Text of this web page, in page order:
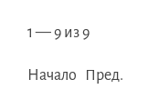
1 — 9 из 9
Начало Пред.